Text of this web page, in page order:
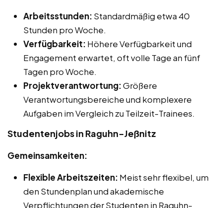
Arbeitsstunden: Standardmäßig etwa 40
Stunden pro Woche.
Verfügbarkeit: Höhere Verfügbarkeit und
Engagement erwartet, oft volle Tage an fünf
Tagen pro Woche.
Projektverantwortung:Größere
Verantwortungsbereiche und komplexere
Aufgaben im Vergleich zu Teilzeit-Trainees.
Studentenjobs in Raguhn-Jeßnitz
Gemeinsamkeiten:
Flexible Arbeitszeiten: Meist sehr flexibel, um
den Stundenplan und akademische
Verpflichtungen der Studenten in Raguhn-